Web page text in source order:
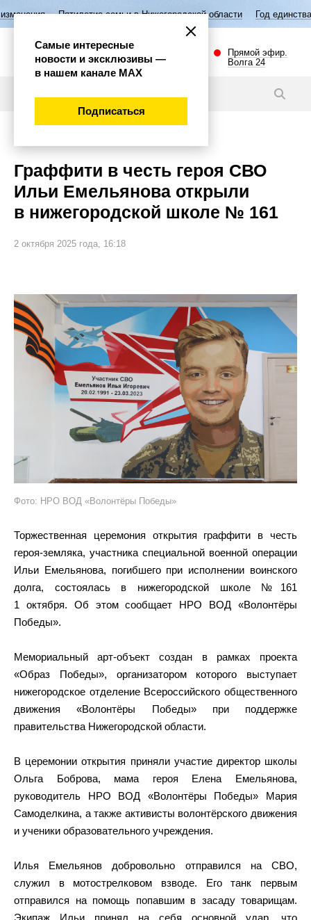
семьи в Нижегородской области Год единства народов России
Прямой эфир.
Волга 24
Граффити в честь героя СВО
Ильи Емельянова открыли
в нижегородской школе № 161
2 октября 2025 года, 16:18
Фото: НРО ВОД «Волонтёры Победы»
Торжественная церемония открытия граффити в честь
героя-земляка, участника специальной военной операции
Ильи Емельянова, погибшего при исполнении воинского
долга, состоялась в нижегородской школе №161
1 октября. Об этом сообщает НРО ВОД «Волонтёры
Победы».
Мемориальный арт-объект создан в рамках проекта
«Образ Победы», организатором которого выступает
нижегородское отделение Всероссийского общественного
движения «Волонтёры Победы» при поддержке
правительства Нижегородской области.
В церемонии открытия приняли участие директор школы
Ольга Боброва, мама героя Елена Емельянова,
руководитель НРО ВОД «Волонтёры Победы» Мария
Самоделкина, а также активисты волонтёрского движения
и ученики образовательного учреждения.
Илья Емельянов добровольно отправился на СВО,
служил в мотострелковом взводе. Его танк первым
отправился на помощь попавшим в засаду товарищам.
Экипаж Ильи принял на себя основной удар, что
Самые интересные
новости и эксклюзивы —
в нашем канале МАХ
Подписаться